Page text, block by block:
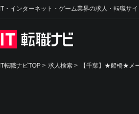
IT・インターネット・ゲーム業界の求人・転職サ
IT転職ナビTOP > 求人検索 > 【千葉】★船橋★メ